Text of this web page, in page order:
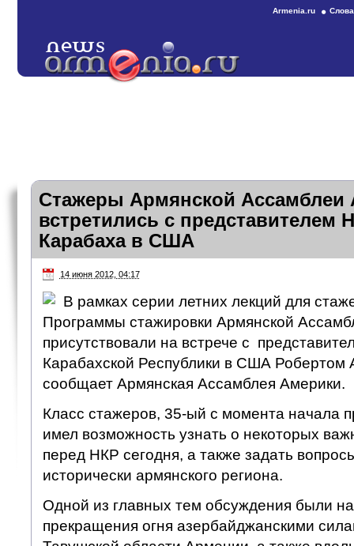
Armenia.ru
Стажеры Армянской Ассамблеи
встретились с представителем
Карабаха в США
14 июня 2012, 04:17
В рамках серии летних лекций для
Программы стажировки Армянской
присутствовали на встрече с
Карабахской Республики в США Робертом
сообщает Армянская Ассамблея Америки.
Класс стажеров, 35-ый с момента начала
имел возможность узнать о некоторых
перед НКР сегодня, а также задать
исторически армянского региона.
Одной из главных тем обсуждения были
прекращения огня азербайджанскими